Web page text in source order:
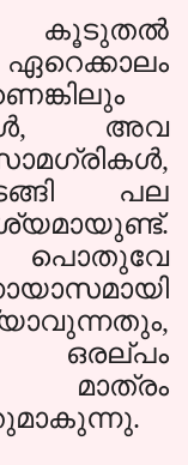
കൂടുതല്‍
, അവ
,
പല
പൊതുവേ
,
മാത്രം